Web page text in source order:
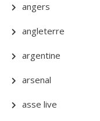
angers
angleterre
argentine
arsenal
asse live